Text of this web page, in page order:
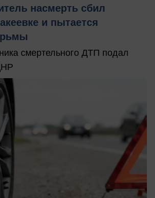
насмерть сбил
и пытается
смертельного ДТП подал